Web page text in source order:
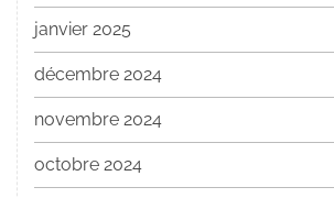
janvier 2025
décembre 2024
novembre 2024
octobre 2024